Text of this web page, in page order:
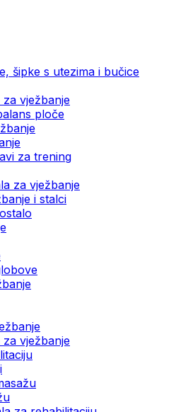
šipke s utezima i bučice
vježbanje
ploče
za trening
za vježbanje
i stalci
vježbanje